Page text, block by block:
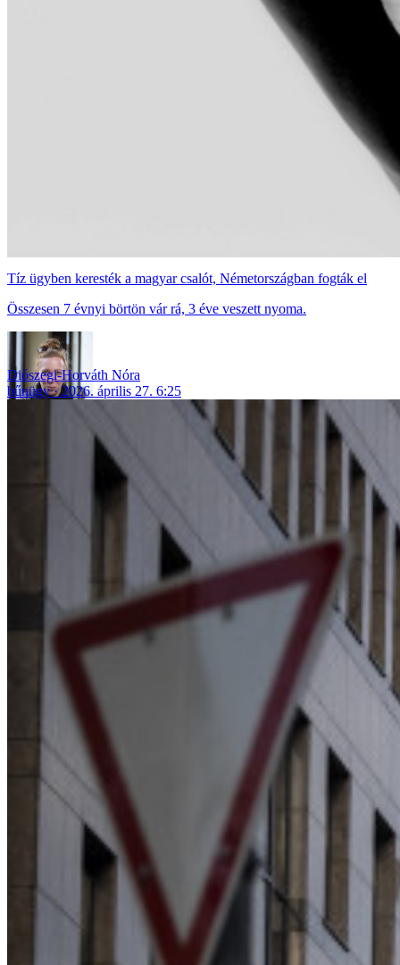
Tíz ügyben keresték a magyar csalót, Németországban fogták el
Összesen 7 évnyi börtön vár rá, 3 éve veszett nyoma.
Diószegi-Horváth Nóra
bűnügy
2026. április 27. 6:25